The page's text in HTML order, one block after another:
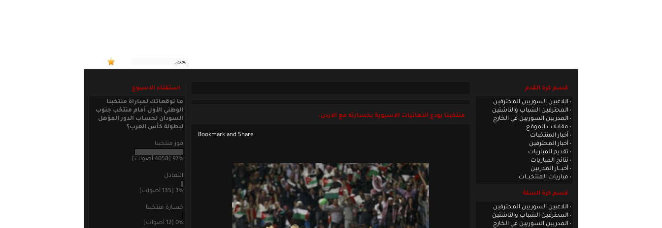
قسم كرة القدم
اللاعبين السوريين المحترفين
المحترفين الشباب والناشئين
المدربين السوريين في الخارج
مقابلات الموقع
أخبار المنتخبات
أخبار المحترفين
تقديم المباريات
نتائج المباريات
أخبـــار المدربين
مباريات المنتخبــات
قسم كرة السلة
اللاعبين السوريين المحترفين
المحترفين الشباب والناشئين
المدربين السوريين في الخارج
منتخبنا يودع النهائيات الاسيوية بخسارته مع الاردن.
استفتاء الاسبوع
ما توقعاتك لمباراة منتخبنا
الوطني الأول أمام منتخب جنوب
السودان لحساب الدور المؤهل
لبطولة كأس العرب؟
فوز منتخبنا
97% [4058 أصوات]
التعادل
3% [135 أصوات]
خسارة منتخبنا
0% [12 أصوات]